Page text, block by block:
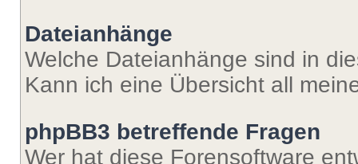
Dateianhänge
Welche Dateianhänge sind in
Kann ich eine Übersicht all
phpBB3 betreffende Fragen
Wer hat diese Forensoftware